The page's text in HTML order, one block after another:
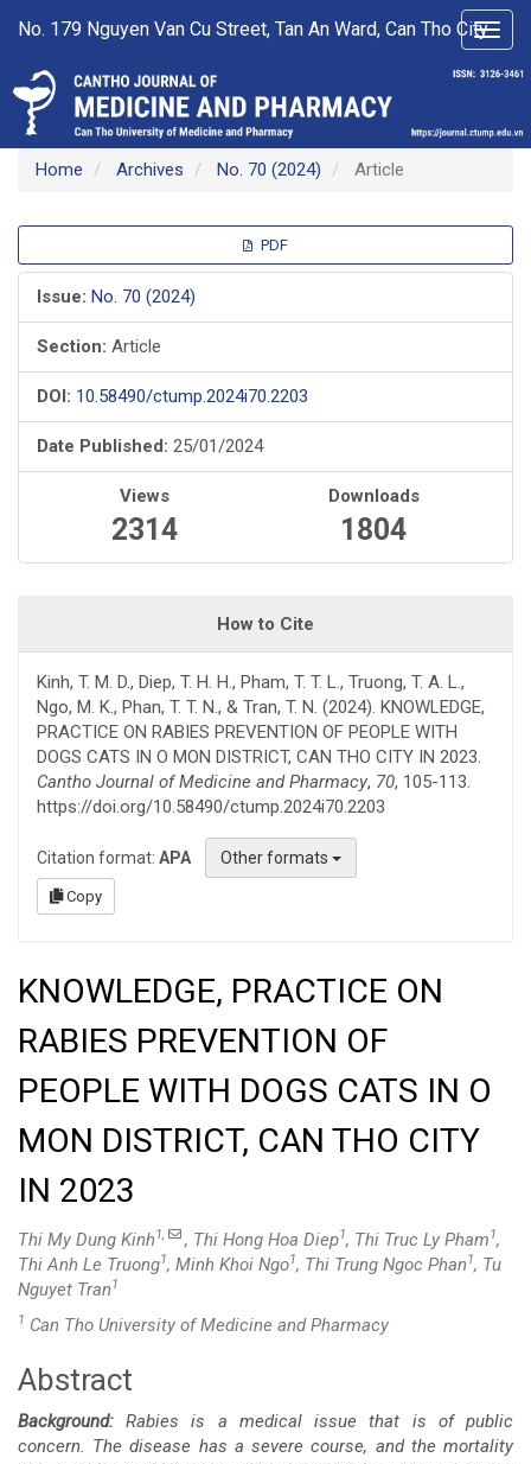
Navigation
Content
Sidebar
No. 179 Nguyen Van Cu Street, Tan An Ward, Can Tho City
Home Archives No. 70 (2024) Article
Sidebar
PDF
Issue: No. 70 (2024)
Section: Article
DOI: 10.58490/ctump.2024i70.2203
Date Published: 25/01/2024
Views
2314
Downloads
1804
How to Cite
Kinh, T. M. D., Diep, T. H. H., Pham, T. T. L., Truong, T. A. L.,
Ngo, M. K., Phan, T. T. N., & Tran, T. N. (2024). KNOWLEDGE,
PRACTICE ON RABIES PREVENTION OF PEOPLE WITH
DOGS CATS IN O MON DISTRICT, CAN THO CITY IN 2023.
Cantho Journal of Medicine and Pharmacy, 70, 105-113.
https://doi.org/10.58490/ctump.2024i70.2203
Citation format: APA Other formats
Copy
KNOWLEDGE, PRACTICE ON
RABIES PREVENTION OF
PEOPLE WITH DOGS CATS IN O
MON DISTRICT, CAN THO CITY
IN 2023
Thi My Dung Kinh1, , Thi Hong Hoa Diep1, Thi Truc Ly Pham1,
Thi Anh Le Truong1, Minh Khoi Ngo1, Thi Trung Ngoc Phan1, Tu
Nguyet Tran1
1 Can Tho University of Medicine and Pharmacy
Main
Article
Abstract
Background:Rabies is a medical issue that is of public
concern. The disease has a severe course, and the mortality